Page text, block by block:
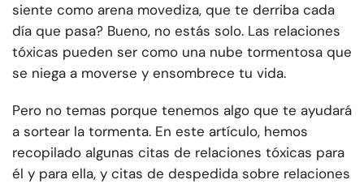
siente como arena movediza, que te derriba cada
día que pasa? Bueno, no estás solo. Las relaciones
tóxicas pueden ser como una nube tormentosa que
se niega a moverse y ensombrece tu vida.
Pero no temas porque tenemos algo que te ayudará
a sortear la tormenta. En este artículo, hemos
recopilado algunas citas de relaciones tóxicas para
él y para ella, y citas de despedida sobre relaciones